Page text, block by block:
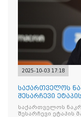
2025-10-03 17:18
საქართველოს
შესარჩევი
საქართველოს
შესარჩევი ეტაპის